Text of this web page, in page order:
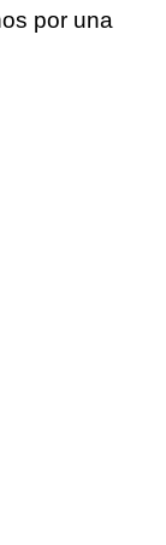
por una